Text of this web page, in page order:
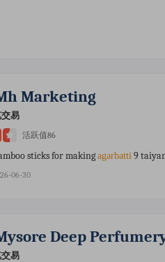
Marketing
易
活跃值86
sticks for making agarbatti 9
06-30
Deep
易